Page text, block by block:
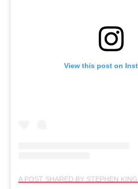
View this post on